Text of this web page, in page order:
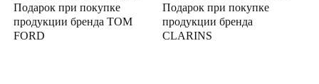
Подарок при покупке
продукции бренда TOM
FORD
Подарок при покупке
продукции бренда
CLARINS